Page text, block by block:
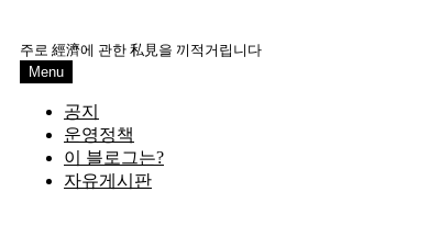
content
주로 經濟에 관한 私見을 끼적거립니다
Menu
공지
운영정책
이 블로그는?
자유게시판